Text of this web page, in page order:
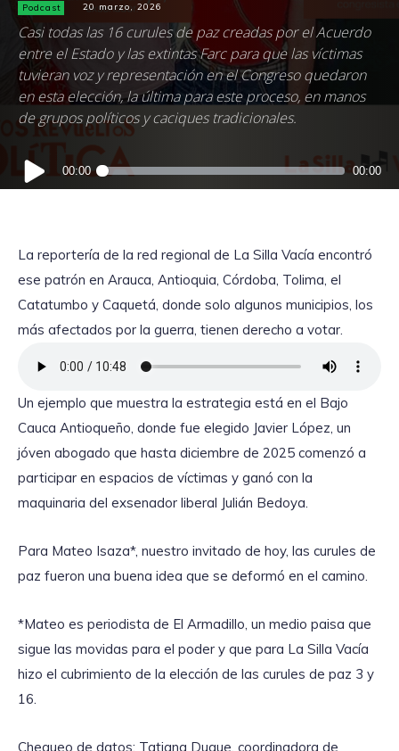
Podcast 20 marzo, 2026
Casi todas las 16 curules de paz creadas por el Acuerdo
entre el Estado y las extintas Farc para que las víctimas
tuvieran voz y representación en el Congreso quedaron
en esta elección, la última para este proceso, en manos
de grupos políticos y caciques tradicionales.
Reproductor
de
00:00 00:00
La reportería de la red regional de La Silla Vacía encontró
ese patrón en Arauca, Antioquia, Córdoba, Tolima, el
Catatumbo y Caquetá, donde solo algunos municipios, los
más afectados por la guerra, tienen derecho a votar.
Un ejemplo que muestra la estrategia está en el Bajo
Cauca Antioqueño, donde fue elegido Javier López, un
jóven abogado que hasta diciembre de 2025 comenzó a
participar en espacios de víctimas y ganó con la
maquinaria del exsenador liberal Julián Bedoya.
Para Mateo Isaza*, nuestro invitado de hoy, las curules de
paz fueron una buena idea que se deformó en el camino.
*Mateo es periodista de El Armadillo, un medio paisa que
sigue las movidas para el poder y que para La Silla Vacía
hizo el cubrimiento de la elección de las curules de paz 3 y
16.
Chequeo de datos: Tatiana Duque, coordinadora de